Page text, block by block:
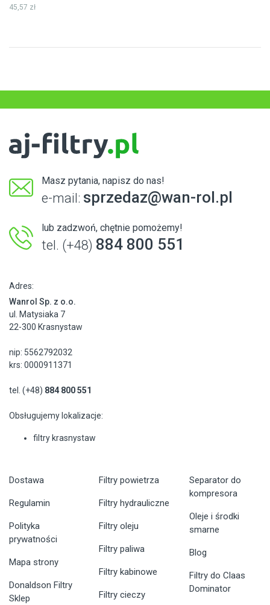
45,57 zł
Masz pytania, napisz do nas!
e-mail: sprzedaz@wan-rol.pl
lub zadzwoń, chętnie pomożemy!
tel. (+48) 884 800 551
Adres:
Wanrol Sp. z o.o.
ul. Matysiaka 7
22-300 Krasnystaw
nip: 5562792032
krs: 0000911371
tel. (+48) 884 800 551
Obsługujemy lokalizacje:
filtry krasnystaw
Dostawa
Regulamin
Polityka
prywatności
Mapa strony
Donaldson Filtry
Sklep
Filtry powietrza
Filtry hydrauliczne
Filtry oleju
Filtry paliwa
Filtry kabinowe
Filtry cieczy
Separator do
kompresora
Oleje i środki
smarne
Blog
Filtry do Claas
Dominator